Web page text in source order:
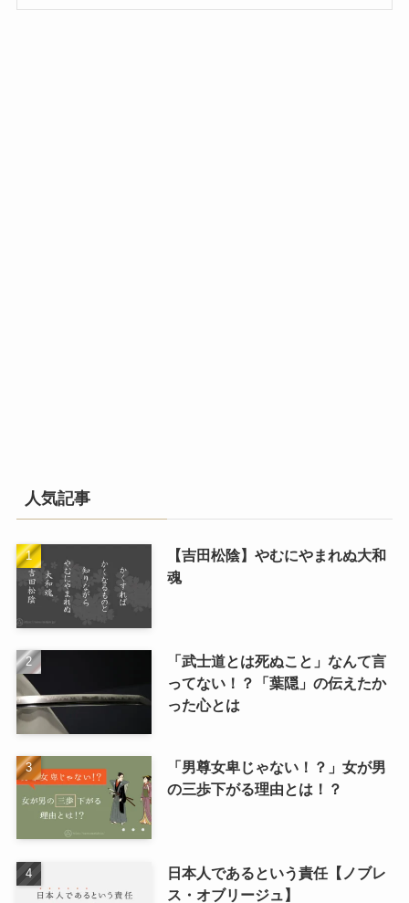
人気記事
【吉田松陰】やむにやまれぬ大和
魂
「武士道とは死ぬこと」なんて言
ってない！？「葉隠」の伝えたか
った心とは
「男尊女卑じゃない！？」女が男
の三歩下がる理由とは！？
日本人であるという責任【ノブレ
ス・オブリージュ】